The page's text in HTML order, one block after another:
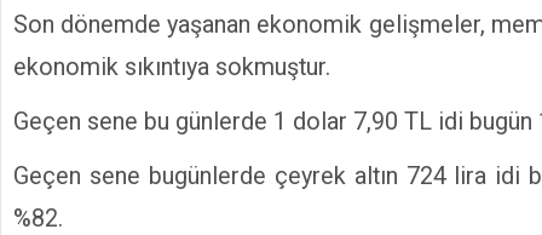
Son dönemde yaşanan ekonomik gelişmeler,
ekonomik sıkıntıya sokmuştur.
Geçen sene bu günlerde 1 dolar 7,90 TL idi bugün
Geçen sene bugünlerde çeyrek altın 724 lira idi
%82.